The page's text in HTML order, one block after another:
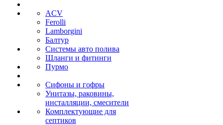
ACV
Ferolli
Lamborgini
Балтур
Системы авто полива
Шланги и фитинги
Пурмо
Сифоны и гофры
Унитазы, раковины,
инсталляции, смесители
Комплектующие для
септиков